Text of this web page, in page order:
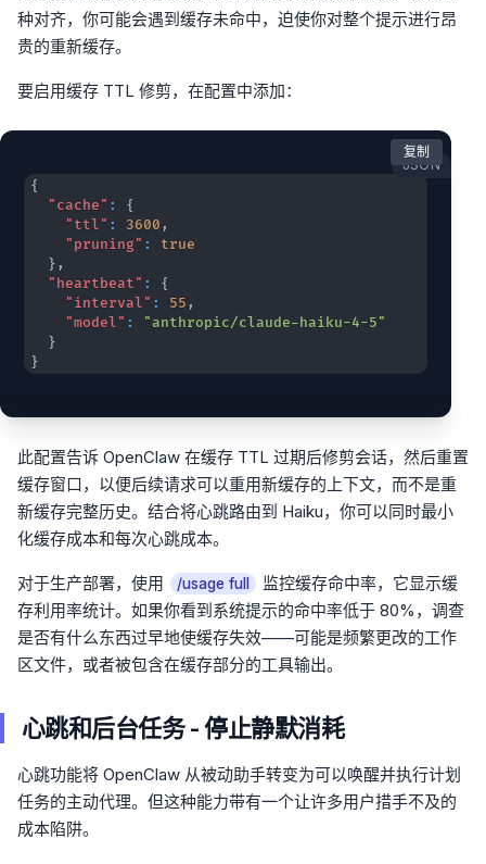
种对齐，你可能会遇到缓存未命中，迫使你对整个提示进行昂
贵的重新缓存。
要启用缓存 TTL 修剪，在配置中添加：
JSON
{
"cache" :
{
"ttl" : 3600,
"pruning" :
true
},
"heartbeat" :
{
"interval" : 55,
"model" :
"anthropic/claude-haiku-4-5"
}
}
复制
此配置告诉 OpenClaw 在缓存 TTL 过期后修剪会话，然后重置
缓存窗口，以便后续请求可以重用新缓存的上下文，而不是重
新缓存完整历史。结合将心跳路由到 Haiku，你可以同时最小
化缓存成本和每次心跳成本。
对于生产部署，使用 /usage full
监控缓存命中率，它显示缓
存利用率统计。如果你看到系统提示的命中率低于 80%，调查
是否有什么东西过早地使缓存失效——可能是频繁更改的工作
区文件，或者被包含在缓存部分的工具输出。
心跳和后台任务 - 停止静默消耗
心跳功能将 OpenClaw 从被动助手转变为可以唤醒并执行计划
任务的主动代理。但这种能力带有一个让许多用户措手不及的
成本陷阱。